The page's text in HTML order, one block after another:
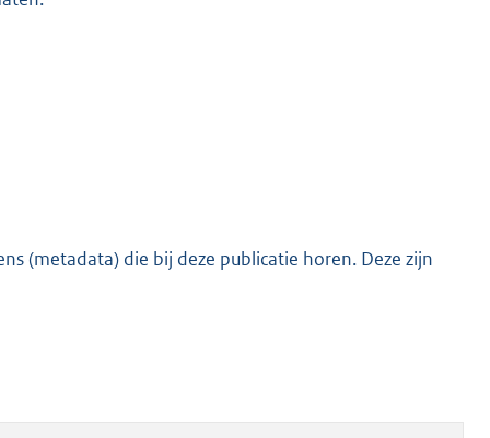
(metadata) die bij deze publicatie horen. Deze zijn